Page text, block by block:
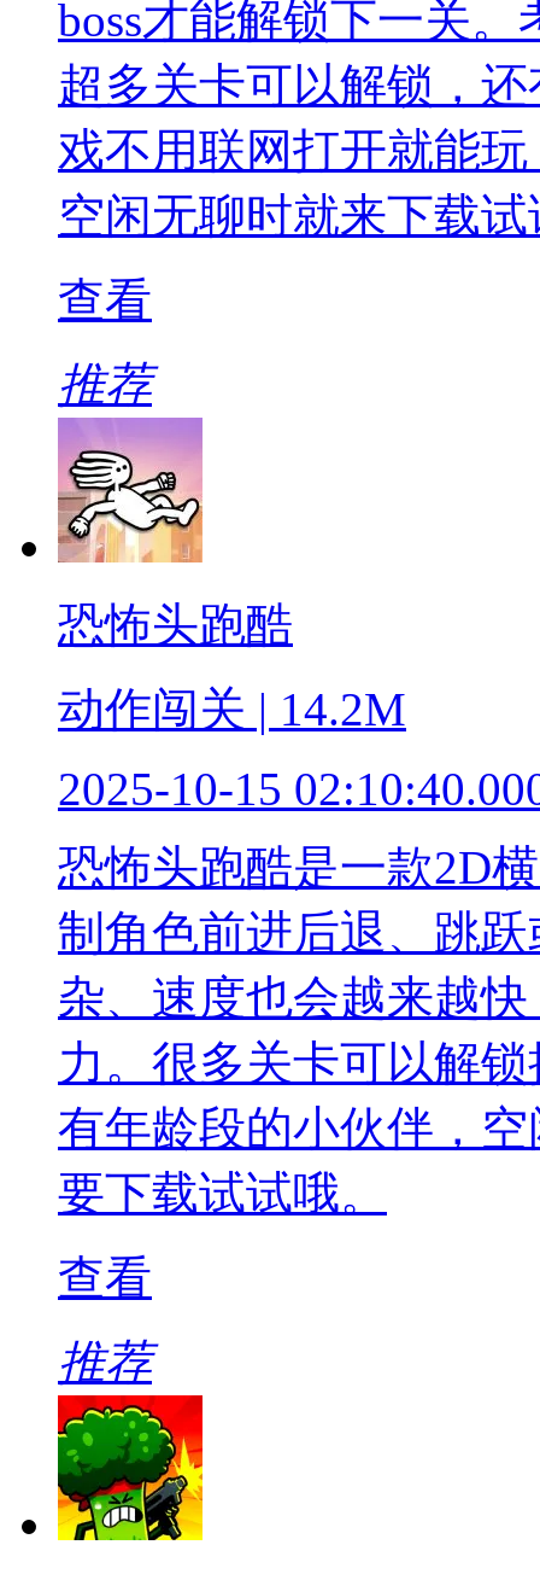
boss才能解锁下一关
超多关卡可以解锁，
戏不用联网打开就能
空闲无聊时就来下载
查看
推荐
恐怖头跑酷
动作闯关 | 14.2M
2025-10-15
恐怖头跑酷是一款2D
制角色前进后退、跳
杂、速度也会越来越
力。很多关卡可以解
有年龄段的小伙伴，
要下载试试哦。
查看
推荐